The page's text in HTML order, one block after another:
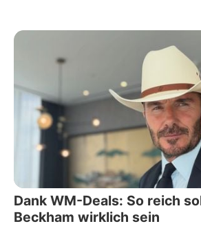
Dank WM-Deals: So reich
Beckham wirklich sein